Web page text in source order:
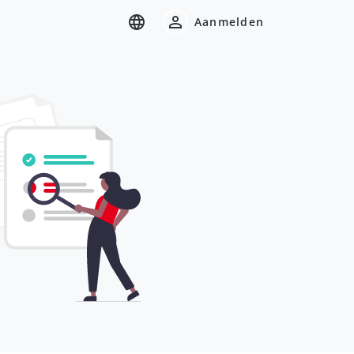
Aanmelden